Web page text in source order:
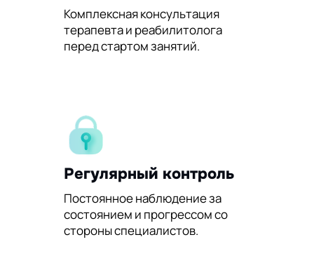
Комплексная консультация
терапевта и реабилитолога
перед стартом занятий.
Регулярный контроль
Постоянное наблюдение за
состоянием и прогрессом со
стороны специалистов.